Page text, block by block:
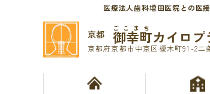
医療法人歯科増田医院との医
京都
ごこまち
御幸町カイロプ
京都府京都市中京区榎木町91-2二